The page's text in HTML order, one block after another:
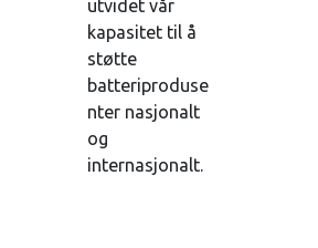
utvidet vår
kapasitet til å
støtte
batteriproduse
nter nasjonalt
og
internasjonalt.